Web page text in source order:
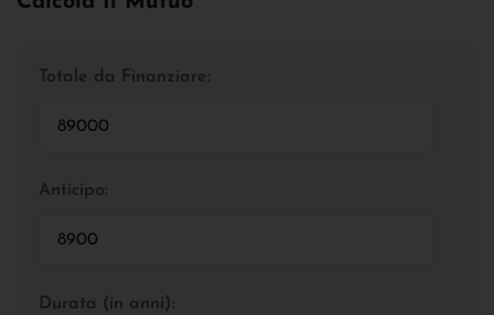
Totale da Finanziare:
Anticipo:
Durata (in anni):